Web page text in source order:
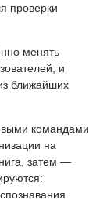
проверки
менять
и
ближайших
командами
на
затем —